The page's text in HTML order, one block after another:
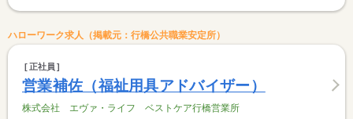
ハローワーク求人（掲載元：行橋公共職業安定所）
正社員
営業補佐（福祉用具アドバイザー）
株式会社 エヴァ・ライフ ベストケア行橋営業所